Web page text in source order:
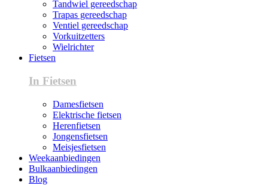
Tandwiel gereedschap
Trapas gereedschap
Ventiel gereedschap
Vorkuitzetters
Wielrichter
Fietsen
In Fietsen
Damesfietsen
Elektrische fietsen
Herenfietsen
Jongensfietsen
Meisjesfietsen
Weekaanbiedingen
Bulkaanbiedingen
Blog